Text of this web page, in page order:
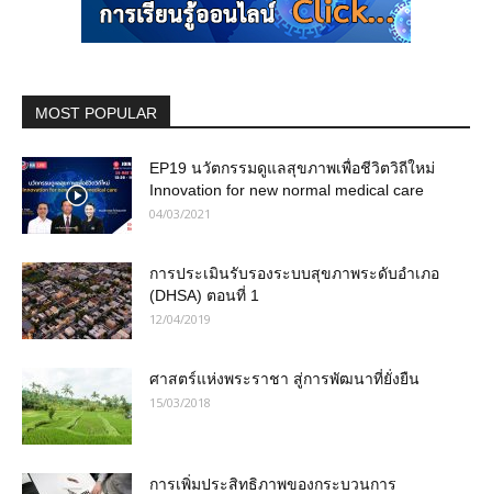
MOST POPULAR
EP19 นวัตกรรมดูแลสุขภาพเพื่อชีวิตวิถีใหม่
Innovation for new normal medical care
04/03/2021
การประเมินรับรองระบบสุขภาพระดับอำเภอ
(DHSA) ตอนที่ 1
12/04/2019
ศาสตร์แห่งพระราชา สู่การพัฒนาที่ยั่งยืน
15/03/2018
การเพิ่มประสิทธิภาพของกระบวนการ